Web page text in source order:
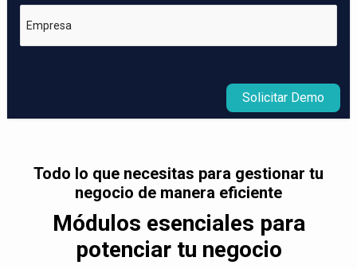
Empresa
Solicitar Demo
Todo lo que necesitas para gestionar tu
negocio de manera eficiente
Módulos esenciales para
potenciar tu negocio